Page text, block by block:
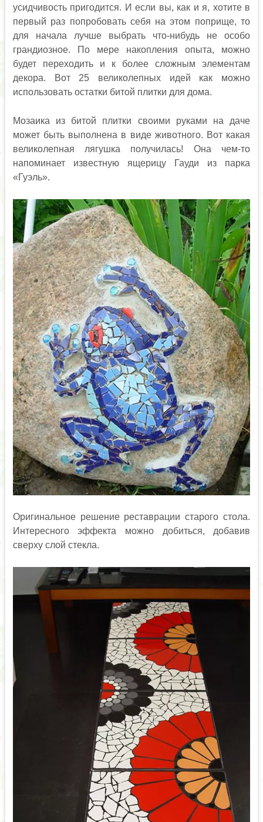
усидчивость пригодится. И если вы, как и я, хотите в
первый раз попробовать себя на этом поприще, то
для начала лучше выбрать что-нибудь не особо
грандиозное. По мере накопления опыта, можно
будет переходить и к более сложным элементам
декора. Вот 25 великолепных идей как можно
использовать остатки битой плитки для дома.
Мозаика из битой плитки своими руками на даче
может быть выполнена в виде животного. Вот какая
великолепная лягушка получилась! Она чем-то
напоминает известную ящерицу Гауди из парка
«Гуэль».
Оригинальное решение реставрации старого стола.
Интересного эффекта можно добиться, добавив
сверху слой стекла.